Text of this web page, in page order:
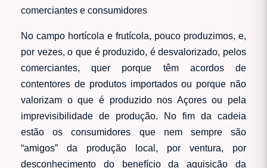
comerciantes e consumidores
No campo hortícola e frutícola, pouco produzimos, e,
por vezes, o que é produzido, é desvalorizado, pelos
comerciantes, quer porque têm acordos de
contentores de produtos importados ou porque não
valorizam o que é produzido nos Açores ou pela
imprevisibilidade de produção. No fim da cadeia
estão os consumidores que nem sempre são
“amigos” da produção local, por ventura, por
desconhecimento do benefício da aquisição da